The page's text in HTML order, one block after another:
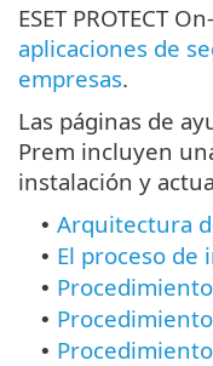
ESET PROTECT
aplicaciones de
empresas.
Las páginas de
Prem incluyen
instalación y
• Arquitectura
• El proceso de
•
•
•